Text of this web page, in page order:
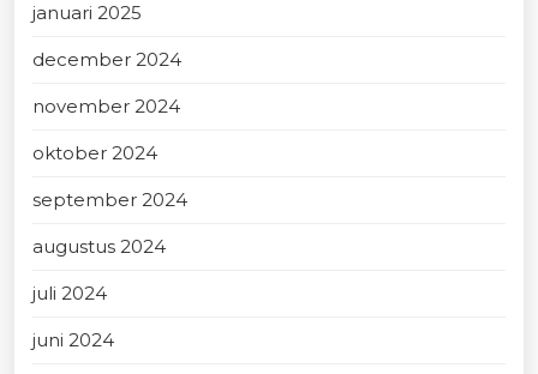
januari 2025
december 2024
november 2024
oktober 2024
september 2024
augustus 2024
juli 2024
juni 2024